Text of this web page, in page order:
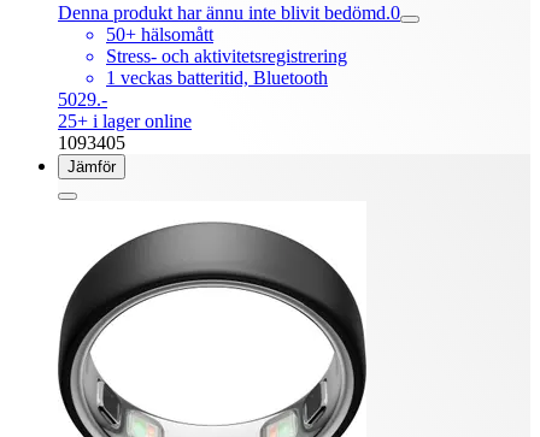
Denna produkt har ännu inte blivit bedömd.0
50+ hälsomått
Stress- och aktivitetsregistrering
1 veckas batteritid, Bluetooth
5029.-
25+ i lager online
1093405
Jämför